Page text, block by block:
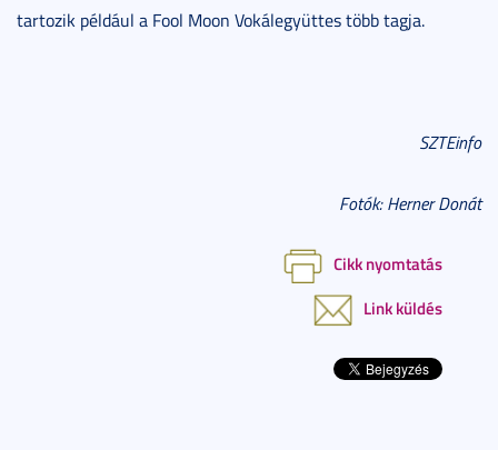
tartozik például a Fool Moon Vokálegyüttes több tagja.
SZTEinfo
Fotók: Herner Donát
Cikk nyomtatás
Link küldés